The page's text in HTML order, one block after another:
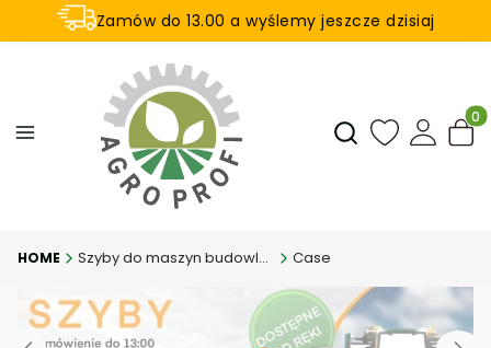
Zamów do 13.00 a wyślemy jeszcze dzisiaj
U nas na zwrot aż 21 dni
Otwórz
Szyby do maszyn budowlanych Case